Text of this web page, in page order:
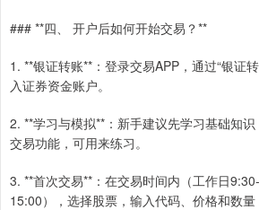
### **四、 开户后如何开始交易？**
1. **银证转账**：登录交易APP，通过“银证
入证券资金账户。
2. **学习与模拟**：新手建议先学习基础知
交易功能，可用来练习。
3. **首次交易**：在交易时间内（工作日
15:00），选择股票，输入代码、价格和数量